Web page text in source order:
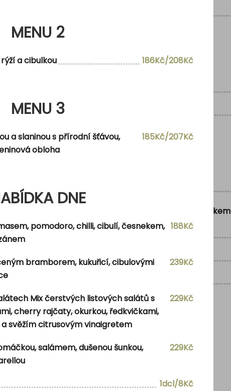
MENU 3
a oblohou
vínem a parmazánem
cibulové kroužky) s hranolkami a domácím dresinkem
a francouzským dresingem
MENU 2
a cibulkou 186Kč/208Kč
MENU 3
a slaninou s přírodní šťávou,
obloha
185Kč/207Kč
DNE
pomodoro, chilli, cibulí, česnekem, 188Kč
bramborem, kukuřicí, cibulovými
239Kč
Mix čerstvých listových salátů s
cherry rajčaty, okurkou, ředkvičkami,
svěžím citrusovým vinaigretem
229Kč
salámem, dušenou šunkou,
229Kč
1dcl/8Kč